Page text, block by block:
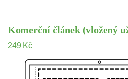
Komerční článek (vložený
249 Kč